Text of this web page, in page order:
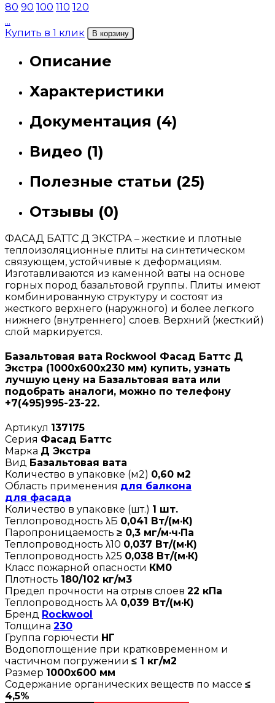
80 90 100 110 120
...
Купить в 1 клик
В корзину
Описание
Характеристики
Документация (4)
Видео (1)
Полезные статьи (25)
Отзывы (0)
ФАСАД БАТТС Д ЭКСТРА – жесткие и плотные
теплоизоляционные плиты на синтетическом
связующем, устойчивые к деформациям.
Изготавливаются из каменной ваты на основе
горных пород базальтовой группы. Плиты имеют
комбинированную структуру и состоят из
жесткого верхнего (наружного) и более легкого
нижнего (внутреннего) слоев. Верхний (жесткий)
слой маркируется.
Базальтовая вата Rockwool Фасад Баттс Д
Экстра (1000х600х230 мм) купить, узнать
лучшую цену на Базальтовая вата или
подобрать аналоги, можно по телефону
+7(495)995-23-22.
Артикул 137175
Серия Фасад Баттс
Марка Д Экстра
Вид Базальтовая вата
Количество в упаковке (м2) 0,60 м2
Область применения для балкона
для фасада
Количество в упаковке (шт.) 1 шт.
Теплопроводность λБ 0,041 Вт/(м·К)
Паропроницаемость ≥ 0,3 мг/м·ч·Па
Теплопроводность λ10 0,037 Вт/(м·К)
Теплопроводность λ25 0,038 Вт/(м·К)
Класс пожарной опасности КМ0
Плотность 180/102 кг/м3
Предел прочности на отрыв слоев 22 кПа
Теплопроводность λА 0,039 Вт/(м·К)
Бренд Rockwool
Толщина 230
Группа горючести НГ
Водопоглощение при кратковременном и
частичном погружении ≤ 1 кг/м2
Размер 1000х600 мм
Содержание органических веществ по массе ≤
4,5%